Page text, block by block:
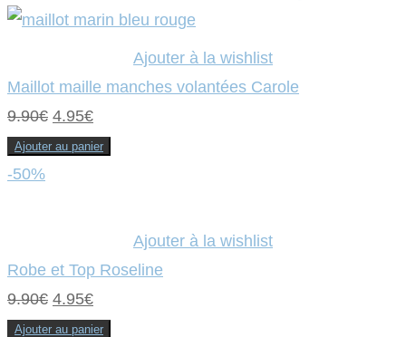
9.90€.4.95€.
Ajouter à la wishlist
Maillot maille manches volantées Carole
9.90€ Le
prix
4.95€Le
prix
Ajouter au panier
-50%
Ajouter à la wishlist
Robe et Top Roseline
9.90€ Le
prix
4.95€Le
prix
Ajouter au panier